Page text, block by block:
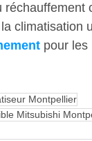
climatisation
pour les
Montpellier
Mitsubishi